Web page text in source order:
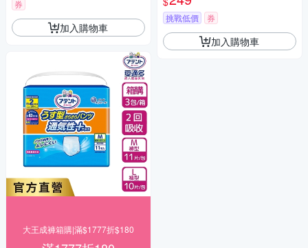
券
加入購物車
大王成褲箱購|滿$1777折$180
挑戰低價 券
加入購物車